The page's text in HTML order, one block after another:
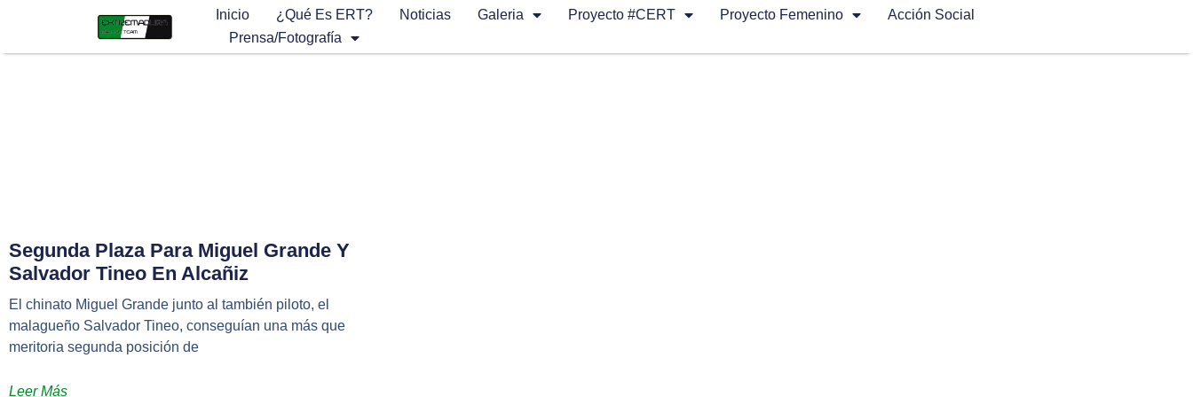
Inicio ¿Qué Es ERT? Noticias Galeria Proyecto #CERT Proyecto Femenino
Acción Social
Prensa/Fotografía
Segunda Plaza Para Miguel Grande Y
Salvador Tineo En Alcañiz
El chinato Miguel Grande junto al también piloto, el
malagueño Salvador Tineo, conseguían una más que
meritoria segunda posición de
Leer Más